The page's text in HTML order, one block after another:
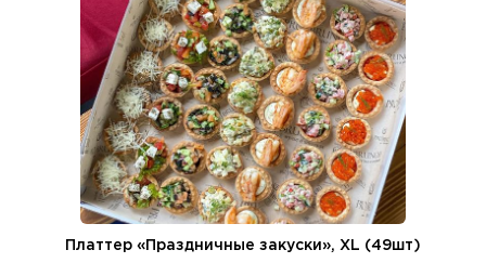
Платтер «Праздничные закуски», ХL (49шт)